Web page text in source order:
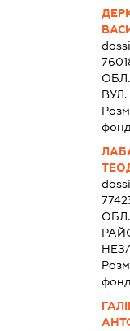
ВУЛ.